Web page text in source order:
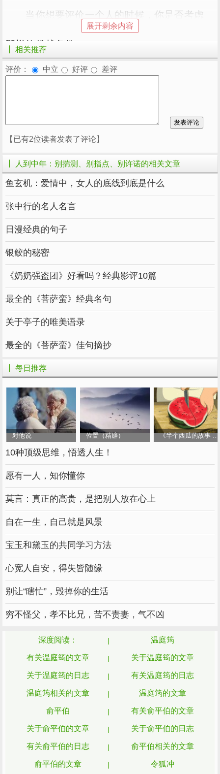
当你想要评价一个人的时候，你是否考虑
过，这个世界上，并不是每个人都能够拥有的你
那样的优越条件。
生活中，有人因为外界的揣测，遭到非议，
舌头很柔软，但却富有力量，言语，有时比
，不啻于雪上加霜。
那些随随便便的评价，既践踏着别人的尊
严，也暴露着自己的粗浅。
知人不评人，知事不声张，不要用自己的尺
度去衡量别人，就是对别人莫大的尊重。
因为，你是你，他是他，你永远不可能做到
真正的感同身受。
02
人，别轻易指点
温庭筠是唐代有名的才子，他与宰相令狐绹
之子是好朋友，因此，温庭筠常常出入于相府。
有一次，令狐绹向温庭筠请教一个典故的出
处，温庭筠听后，马上告诉他这个典故出自《庄
随后温庭筠又补充了一句：
“相国大人，《庄子》并不是什么稀奇罕见
的书，您应该知道才对。相国您在公务之余，也
这本来是一个充满善意而且很中肯的建议，
可是令狐绹却很不高兴。
你一个晚辈后生，我问问你，是看得起你，
哪里轮得到你来教训我？
令狐绹是什么人呐，当朝宰相，人精啊。
这些话他是不会当面说的。他表面笑嘻嘻地
展开剩余内容
┃ 相关推荐
评价： 中立 好评 差评
【已有2位读者发表了评论】
┃ 人到中年：别揣测、别指点、别许诺的相关文章
鱼玄机：爱情中，女人的底线到底是什么
张中行的名人名言
日漫经典的句子
银鲛的秘密
《奶奶强盗团》好看吗？经典影评10篇
最全的《菩萨蛮》经典名句
关于亭子的唯美语录
最全的《菩萨蛮》佳句摘抄
┃ 每日推荐
对他说 位置（精辟） 《半个西瓜的故事
10种顶级思维，悟透人生！
愿有一人，知你懂你
莫言：真正的高贵，是把别人放在心上
自在一生，自己就是风景
宝玉和黛玉的共同学习方法
心宽人自安，得失皆随缘
别让“瞎忙”，毁掉你的生活
穷不怪父，孝不比兄，苦不责妻，气不凶
深度阅读： 温庭筠
有关温庭筠的文章 关于温庭筠的文章
关于温庭筠的日志 有关温庭筠的日志
温庭筠相关的文章 温庭筠的文章
俞平伯 有关俞平伯的文章
关于俞平伯的文章 关于俞平伯的日志
有关俞平伯的日志 俞平伯相关的文章
俞平伯的文章 令狐冲